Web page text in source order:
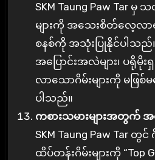
SKM Taung Paw Tar
များကို အသေးစိတ်လေ့လာရ
စနစ်ကို အသုံးပြုနိုင်ပါသည်
အပြောင်းအလဲများ၊ ပရိုမို
လာသောဂိမ်းများကို မဖြ
ပါသည်။
ကစားသမားများအတွက် အက
SKM Taung Paw Tar တွင်
ထိပ်တန်းဂိမ်းများကို “Top